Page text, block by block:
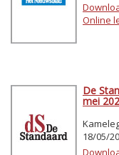
Online
De
mei
18/05/